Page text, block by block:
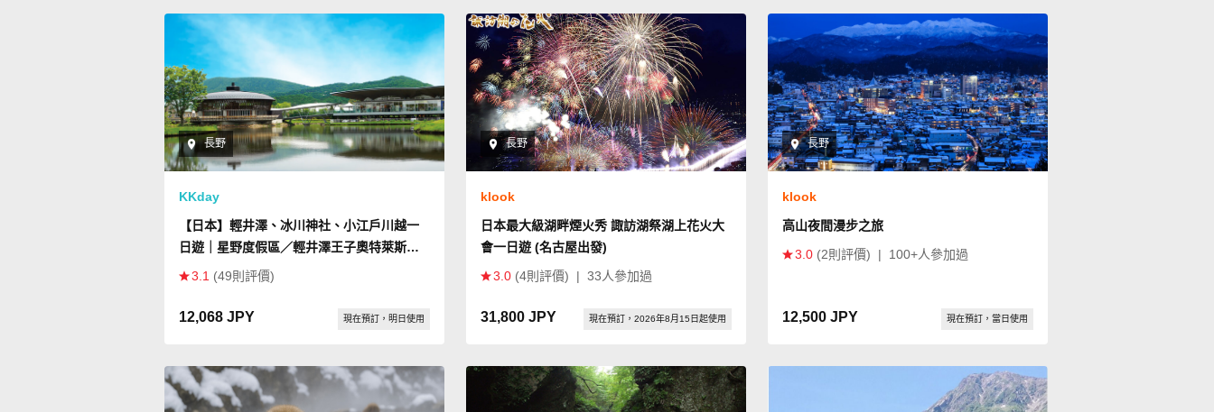
長野
KKday
【日本】輕井澤、冰川神社、小江戶川越一
日遊｜星野度假區／輕井澤王子奧特萊斯
Outlet｜東京出發
3.1 (49則評價)
12,068 JPY 現在預訂，明日使用
長野
klook
日本最大級湖畔煙火秀 諏訪湖祭湖上花火大
會一日遊 (名古屋出發)
3.0 (4則評價) | 33人參加過
31,800 JPY 現在預訂，2026年8月15日起使用
長野
klook
高山夜間漫步之旅
3.0 (2則評價) | 100+人參加過
12,500 JPY 現在預訂，當日使用